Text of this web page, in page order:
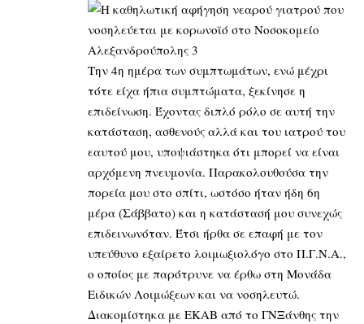
Την 4η ημέρα των συμπτωμάτων, ενώ μέχρι
τότε είχα ήπια συμπτώματα, ξεκίνησε η
επιδείνωση. Έχοντας διπλό ρόλο σε αυτή την
κατάσταση, ασθενούς αλλά και του ιατρού του
εαυτού μου, υποψιάστηκα ότι μπορεί να είναι
αρχόμενη πνευμονία. Παρακολουθούσα την
πορεία μου στο σπίτι, ωστόσο ήταν ήδη 6η
μέρα (Σάββατο) και η κατάστασή μου συνεχώς
επιδεινωνόταν. Έτσι ήρθα σε επαφή με τον
υπεύθυνο εξαίρετο λοιμωξιολόγο στο Π.Γ.Ν.Α.,
ο οποίος με παρότρυνε να έρθω στη Μονάδα
Ειδικών Λοιμώξεων και να νοσηλευτώ.
Διακομίστηκα με ΕΚΑΒ από το ΓΝΞάνθης την